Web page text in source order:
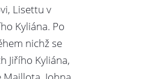
Lisettu v
Kyliána. Po
nichž se
Jiřího Kyliána,